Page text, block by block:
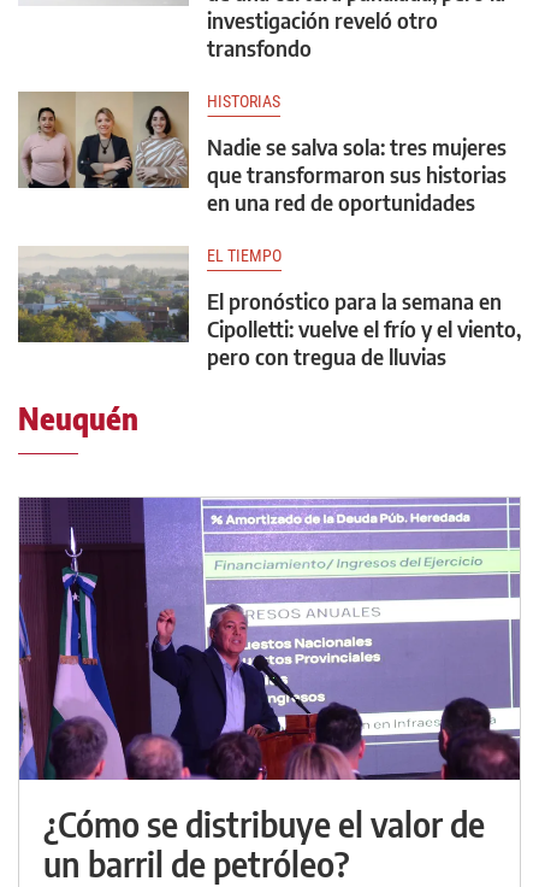
investigación reveló otro
transfondo
HISTORIAS
Nadie se salva sola: tres mujeres
que transformaron sus historias
en una red de oportunidades
EL TIEMPO
El pronóstico para la semana en
Cipolletti: vuelve el frío y el viento,
pero con tregua de lluvias
Neuquén
¿Cómo se distribuye el valor de
un barril de petróleo?